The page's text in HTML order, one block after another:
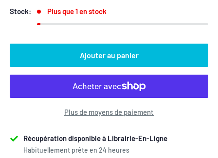
Stock: Plus que 1 en stock
Ajouter au panier
Plus de moyens de paiement
Récupération disponible à Librairie-En-Ligne
Habituellement prête en 24 heures